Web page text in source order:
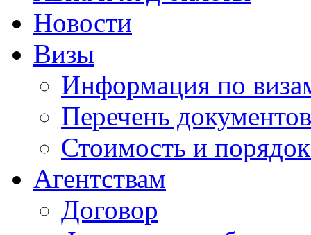
Новости
Визы
Информация по
Перечень
Стоимость и
Агентствам
Договор